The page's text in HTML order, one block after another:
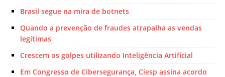
Brasil segue na mira de botnets
Quando a prevenção de fraudes atrapalha as vendas
legítimas
Crescem os golpes utilizando Inteligência Artificial
Em Congresso de Cibersegurança, Ciesp assina acordo